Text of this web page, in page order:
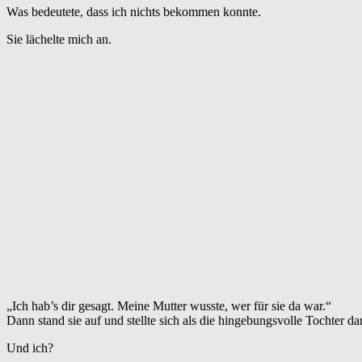
Was bedeutete, dass ich nichts bekommen konnte.
Sie lächelte mich an.
„Ich hab’s dir gesagt. Meine Mutter wusste, wer für sie da war.“
Dann stand sie auf und stellte sich als die hingebungsvolle Tochter
Und ich?